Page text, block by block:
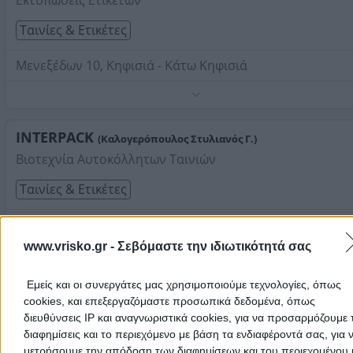
www.vrisko.gr - Σεβόμαστε την ιδιωτικότητά σας
Εμείς και οι συνεργάτες μας χρησιμοποιούμε τεχνολογίες, όπως
cookies, και επεξεργαζόμαστε προσωπικά δεδομένα, όπως
διευθύνσεις IP και αναγνωριστικά cookies, για να προσαρμόζουμε
διαφημίσεις και το περιεχόμενο με βάση τα ενδιαφέροντά σας, για
μετρήσουμε την απόδοση των διαφημίσεων και του περιεχομένου
Στοιχεία αναζήτησης:
Ταινίες & Ετικέτες
Μενεξέδων 10, Κηφισιά - Κάτω Κηφισιά
INTERPACK (Καλογερόπουλος Στυλιανός Γ.)
Βιοτεχνία Αυτοκόλλητων Ταινιών
Ταινίες & Ετικέτες
Τηλέφωνο: 2102823534
Στοιχεία αναζήτησης:
Ταινίες Ετικέτες , Βόρεια
ΕΤΠΑ PACKAGING ΑΕΕΕ
Ετικετοποιία - Κεντρικά Γραφεία
Ταινίες & Ετικέτες